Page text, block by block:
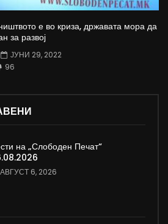
е во криза, државата мора да
за развој
ЈУНИ 29, 2022
96
на „Слободен Печат“
АВГУСТ 6, 2026